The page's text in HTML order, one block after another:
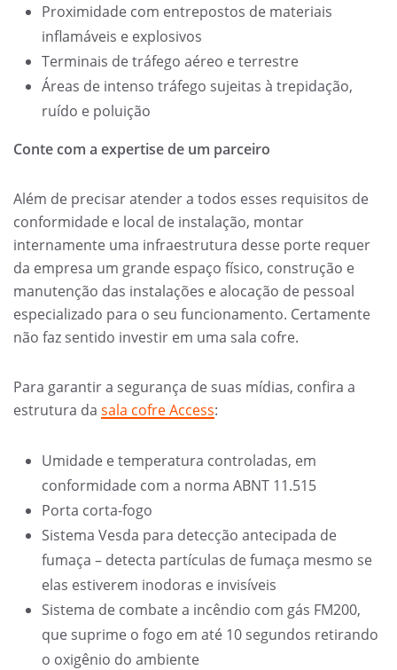
Proximidade com entrepostos de materiais
inflamáveis e explosivos
Terminais de tráfego aéreo e terrestre
Áreas de intenso tráfego sujeitas à trepidação,
ruído e poluição
Conte com a expertise de um parceiro
Além de precisar atender a todos esses requisitos de
conformidade e local de instalação, montar
internamente uma infraestrutura desse porte requer
da empresa um grande espaço físico, construção e
manutenção das instalações e alocação de pessoal
especializado para o seu funcionamento. Certamente
não faz sentido investir em uma sala cofre.
Para garantir a segurança de suas mídias, confira a
estrutura da sala cofre Access:
Umidade e temperatura controladas, em
conformidade com a norma ABNT 11.515
Porta corta-fogo
Sistema Vesda para detecção antecipada de
fumaça – detecta partículas de fumaça mesmo se
elas estiverem inodoras e invisíveis
Sistema de combate a incêndio com gás FM200,
que suprime o fogo em até 10 segundos retirando
o oxigênio do ambiente